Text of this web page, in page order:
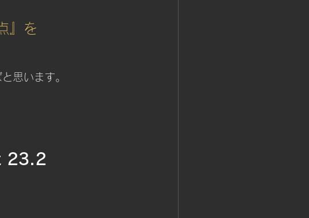
』を
思います。
23.2